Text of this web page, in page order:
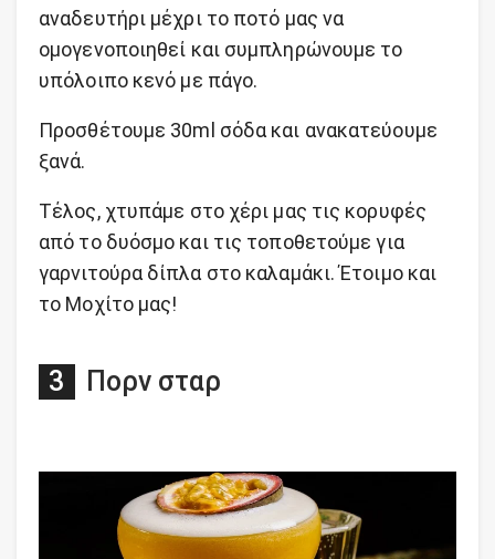
αναδευτήρι μέχρι το ποτό μας να
ομογενοποιηθεί και συμπληρώνουμε το
υπόλοιπο κενό με πάγο.
Προσθέτουμε 30ml σόδα και ανακατεύουμε
ξανά.
Τέλος, χτυπάμε στο χέρι μας τις κορυφές
από το δυόσμο και τις τοποθετούμε για
γαρνιτούρα δίπλα στο καλαμάκι. Έτοιμο και
το Μοχίτο μας!
Πορν σταρ